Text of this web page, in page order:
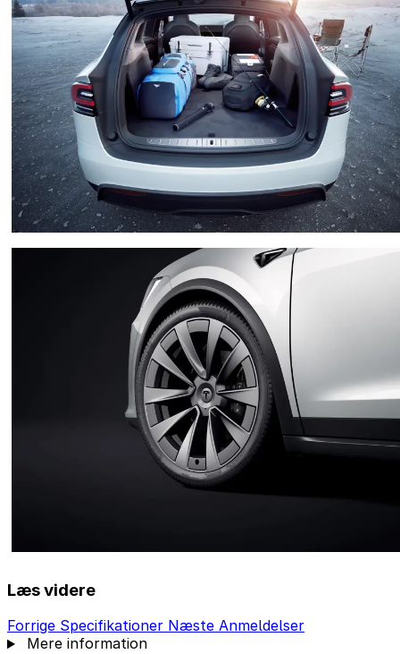
Læs videre
Forrige Specifikationer Næste Anmeldelser
Mere information